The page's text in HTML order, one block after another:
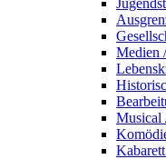
Medien
Musical